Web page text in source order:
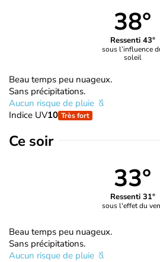
38°
Ressenti 43°
sous l’influence
soleil
Beau temps peu nuageux.
Sans précipitations.
Aucun risque de pluie
Indice UV10 Très fort
Ce soir
33°
Ressenti 31°
sous l'effet du
Beau temps peu nuageux.
Sans précipitations.
Aucun risque de pluie